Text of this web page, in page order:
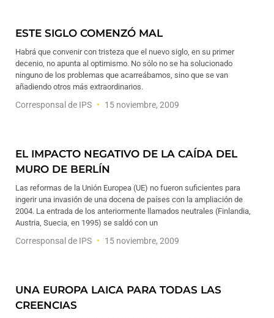
ESTE SIGLO COMENZÓ MAL
Habrá que convenir con tristeza que el nuevo siglo, en su primer
decenio, no apunta al optimismo. No sólo no se ha solucionado
ninguno de los problemas que acarreábamos, sino que se van
añadiendo otros más extraordinarios.
Corresponsal de IPS 15 noviembre, 2009
EL IMPACTO NEGATIVO DE LA CAÍDA DEL
MURO DE BERLÍN
Las reformas de la Unión Europea (UE) no fueron suficientes para
ingerir una invasión de una docena de países con la ampliación de
2004. La entrada de los anteriormente llamados neutrales (Finlandia,
Austria, Suecia, en 1995) se saldó con un
Corresponsal de IPS 15 noviembre, 2009
UNA EUROPA LAICA PARA TODAS LAS
CREENCIAS